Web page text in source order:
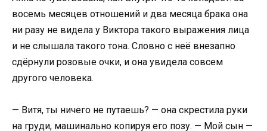
восемь месяцев отношений и два месяца брака она
ни разу не видела у Виктора такого выражения лица
и не слышала такого тона. Словно с неё внезапно
сдёрнули розовые очки, и она увидела совсем
другого человека.
— Витя, ты ничего не путаешь? — она скрестила руки
на груди, машинально копируя его позу. — Мой сын —